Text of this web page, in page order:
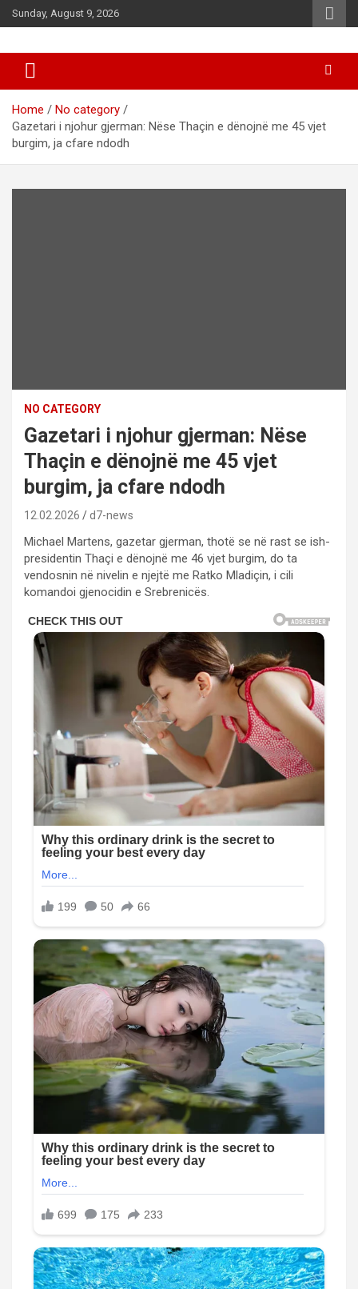
Skip
to
Sunday, August 9, 2026
d7-news.com
Home
No category
Gazetari i njohur gjerman: Nëse Thaçin e dënojnë me 45 vjet
burgim, ja cfare ndodh
NO CATEGORY
Gazetari i njohur gjerman: Nëse
Thaçin e dënojnë me 45 vjet
burgim, ja cfare ndodh
12.02.2026 d7-news
Michael Martens, gazetar gjerman, thotë se në rast se ish-
presidentin Thaçi e dënojnë me 46 vjet burgim, do ta
vendosnin në nivelin e njejtë me Ratko Mladiçin, i cili
komandoi gjenocidin e Srebrenicës.